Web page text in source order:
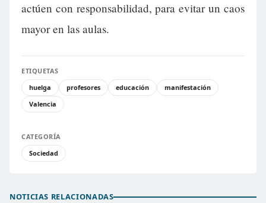
actúen con responsabilidad, para evitar un caos
mayor en las aulas.
ETIQUETAS
huelga
profesores educación
manifestación
Valencia
CATEGORÍA
Sociedad
NOTICIAS RELACIONADAS